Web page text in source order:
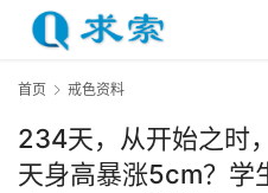
首页 戒色资料
234天，从开始之时
天身高暴涨5cm？学